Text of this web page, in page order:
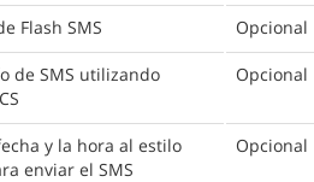
Flash SMS Opcional
de SMS utilizando
Opcional
y la hora al estilo
enviar el SMS
Opcional